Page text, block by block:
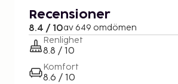
Recensioner
8.4 / 10av 649 omdömen
Renlighet
8.8 / 10
Komfort
8.6 / 10